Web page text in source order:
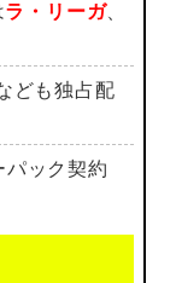
ラ・リーガ、
ども独占配
ック契約